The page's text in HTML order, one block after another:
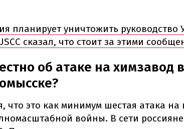
планирует уничтожить руководство
сказал, что стоит за этими
об атаке на химзавод в
что это как минимум шестая атака на
войны. В сети